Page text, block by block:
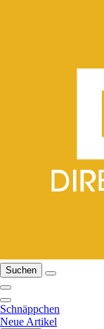
Suchen
Schnäppchen
Neue Artikel